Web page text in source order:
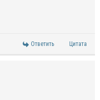
Ответить Цитата